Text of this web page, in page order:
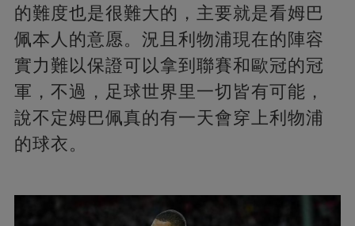
的難度也是很難大的，主要就是看姆巴
佩本人的意愿。況且利物浦現在的陣容
實力難以保證可以拿到聯賽和歐冠的冠
軍，不過，足球世界里一切皆有可能，
說不定姆巴佩真的有一天會穿上利物浦
的球衣。